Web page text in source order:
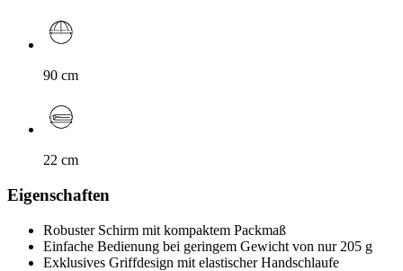
90 cm
22 cm
Eigenschaften
Robuster Schirm mit kompaktem Packmaß
Einfache Bedienung bei geringem Gewicht von nur 205 g
Exklusives Griffdesign mit elastischer Handschlaufe